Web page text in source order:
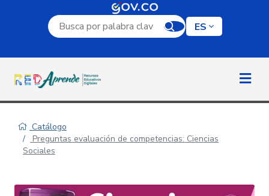
Campo de búsqueda por palabra clave
ES
Catálogo
Preguntas evaluación de competencias: Ciencias
Sociales